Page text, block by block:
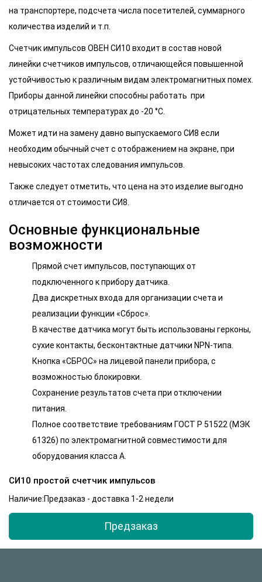
на транспортере, подсчета числа посетителей, суммарного
количества изделий и т.п.
Счетчик импульсов ОВЕН СИ10 входит в состав новой
линейки счетчиков импульсов, отличающейся повышенной
устойчивостью к различным видам электромагнитных помех.
Приборы данной линейки способны работать при
отрицательных температурах до -20 °С.
Может идти на замену давно выпускаемого СИ8 если
необходим обычный счет с отображением на экране, при
невысоких частотах следования импульсов.
Также следует отметить, что цена на это изделие выгодно
отличается от стоимости СИ8.
Основные функциональные
возможности
Прямой счет импульсов, поступающих от
подключенного к прибору датчика.
Два дискретных входа для организации счета и
реализации функции «Сброс».
В качестве датчика могут быть использованы герконы,
сухие контакты, бесконтактные датчики NPN-типа.
Кнопка «СБРОС» на лицевой панели прибора, с
возможностью блокировки.
Сохранение результатов счета при отключении
питания.
Полное соответствие требованиям ГОСТ Р 51522 (МЭК
61326) по электромагнитной совместимости для
оборудования класса А.
СИ10 простой счетчик импульсов
Наличие:Предзаказ - доставка 1-2 недели
Предзаказ